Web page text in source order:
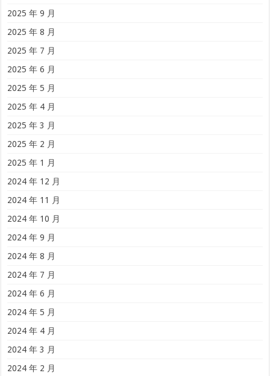
2025 年 9 月
2025 年 8 月
2025 年 7 月
2025 年 6 月
2025 年 5 月
2025 年 4 月
2025 年 3 月
2025 年 2 月
2025 年 1 月
2024 年 12 月
2024 年 11 月
2024 年 10 月
2024 年 9 月
2024 年 8 月
2024 年 7 月
2024 年 6 月
2024 年 5 月
2024 年 4 月
2024 年 3 月
2024 年 2 月